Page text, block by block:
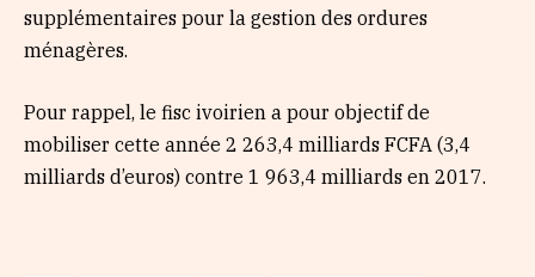
supplémentaires pour la gestion des ordures
ménagères.
Pour rappel, le fisc ivoirien a pour objectif de
mobiliser cette année 2 263,4 milliards FCFA (3,4
milliards d’euros) contre 1 963,4 milliards en 2017.